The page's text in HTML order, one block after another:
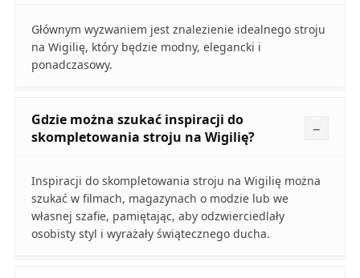
Głównym wyzwaniem jest znalezienie idealnego stroju
na Wigilię, który będzie modny, elegancki i
ponadczasowy.
Gdzie można szukać inspiracji do
skompletowania stroju na Wigilię?
Inspiracji do skompletowania stroju na Wigilię można
szukać w filmach, magazynach o modzie lub we
własnej szafie, pamiętając, aby odzwierciedlały
osobisty styl i wyrażały świątecznego ducha.